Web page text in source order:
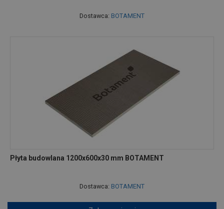
Dostawca: BOTAMENT
Płyta budowlana 1200x600x30 mm BOTAMENT
Dostawca: BOTAMENT